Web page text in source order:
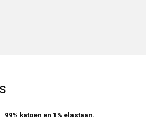
99% katoen en 1% elastaan.